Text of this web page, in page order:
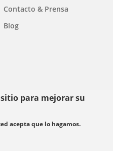
para mejorar su
acepta que lo hagamos.
Contacto & Prensa
Blog